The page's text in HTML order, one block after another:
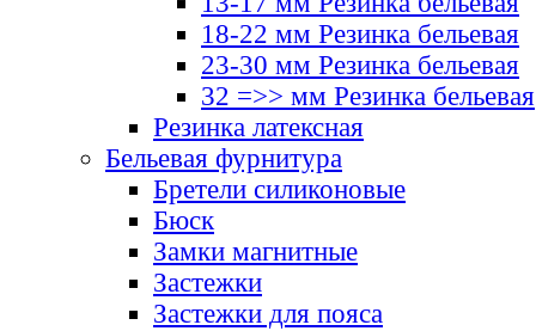
18-22 мм Резинка бельевая
23-30 мм Резинка бельевая
32 =>> мм Резинка бельевая
Резинка латексная
Бельевая фурнитура
Бретели силиконовые
Бюск
Замки магнитные
Застежки
Застежки для пояса